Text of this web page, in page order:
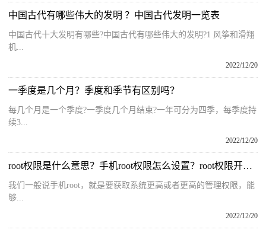
中国古代有哪些伟大的发明 ？中国古代发明一览表
中国古代十大发明有哪些?中国古代有哪些伟大的发明?1 风筝和滑翔
机...
2022/12/20
一季度是几个月？季度和季节有区别吗？
每几个月是一个季度?一季度几个月结束?一年可分为四季，每季度持
续3...
2022/12/20
root权限是什么意思？手机root权限怎么设置？root权限开启教程
我们一般说手机root，就是要获取系统更高或者更高的管理权限，能
够...
2022/12/20